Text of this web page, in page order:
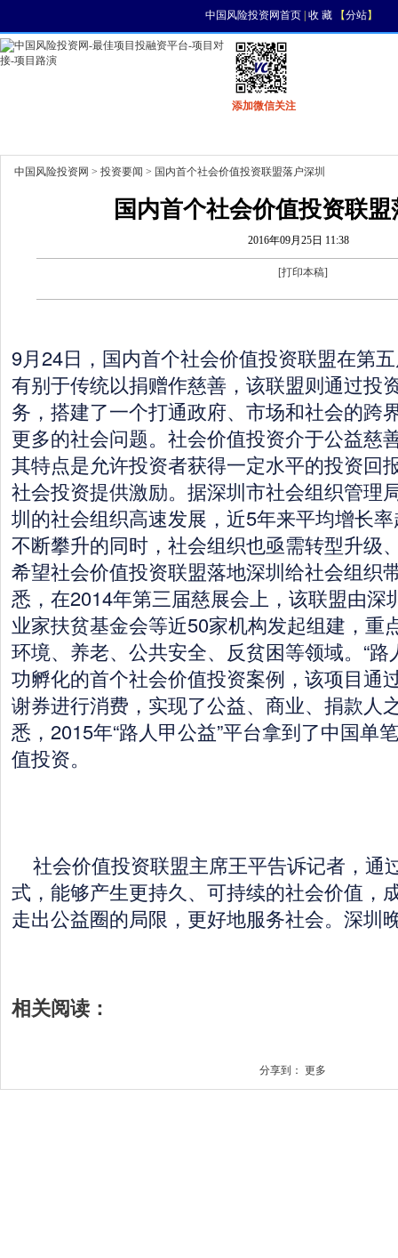
中国风险投资网首页| 收 藏【分站】
添加微信关注
中国风险投资网 > 投资要闻 > 国内首个社会价值投资联盟落户深圳
国内首个社会价值投资联
2016年09月25日 11:38
[打印本稿]
9月24日，国内首个社会价值投资联盟在第
有别于传统以捐赠作慈善，该联盟则通过投
务，搭建了一个打通政府、市场和社会的跨
更多的社会问题。社会价值投资介于公益慈
其特点是允许投资者获得一定水平的投资回
社会投资提供激励。据深圳市社会组织管理
圳的社会组织高速发展，近5年来平均增长
不断攀升的同时，社会组织也亟需转型升级
希望社会价值投资联盟落地深圳给社会组织
悉，在2014年第三届慈展会上，该联盟由深
业家扶贫基金会等近50家机构发起组建，重
环境、养老、公共安全、反贫困等领域。“路
功孵化的首个社会价值投资案例，该项目通
谢券进行消费，实现了公益、商业、捐款人
悉，2015年“路人甲公益”平台拿到了中国单
值投资。
社会价值投资联盟主席王平告诉记者，通
式，能够产生更持久、可持续的社会价值，
走出公益圈的局限，更好地服务社会。深圳
相关阅读：
分享到： 更多